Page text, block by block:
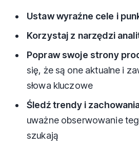
Ustaw wyraźne cele i
Korzystaj z narzędzi
Popraw swoje strony
się, że są one aktualne i
słowa kluczowe
Śledź trendy i
uważne obserwowanie
szukają